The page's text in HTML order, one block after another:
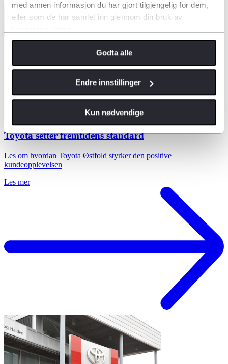
med annen informasjon du har gjort tilgjengelig for dem,
eller som de har samlet inn gjennom din bruk av
Godta alle
Endre innstillinger
Kun nødvendige
Toyota setter fremtidens standard
Les om hvordan Toyota Østfold styrker den positive
kundeopplevelsen
Les mer